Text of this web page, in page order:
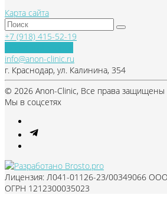
Карта сайта
+7 (918) 415-52-19
info@anon-clinic.ru
г. Краснодар, ул. Калинина, 354
© 2026 Anon-Clinic, Все права защищены
Мы в соцсетях
Лицензия: Л041-01126-23/00349066
ОГРН 1212300035023